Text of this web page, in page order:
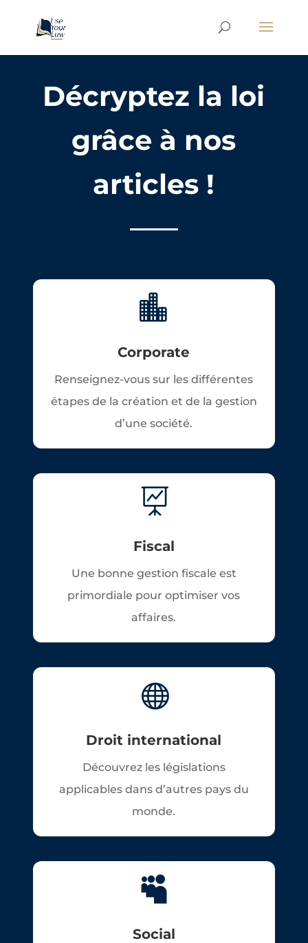
Décryptez la loi
grâce à nos
articles !

Corporate
Renseignez-vous sur les différentes
étapes de la création et de la gestion
d’une société.

Fiscal
Une bonne gestion fiscale est
primordiale pour optimiser vos
affaires.

Droit international
Découvrez les législations
applicables dans d’autres pays du
monde.

Social